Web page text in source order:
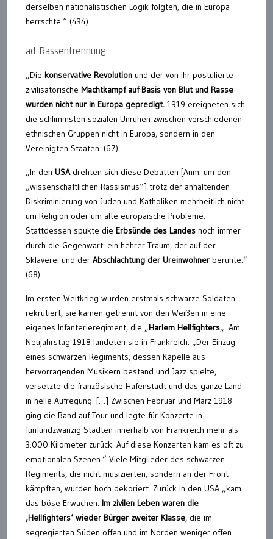
derselben nationalistischen Logik folgten, die in Europa
herrschte.“ (434)
ad Rassentrennung
„Die konservative Revolution und der von ihr postulierte
zivilisatorische Machtkampf auf Basis von Blut und Rasse
wurden nicht nur in Europa gepredigt. 1919 ereigneten sich
die schlimmsten sozialen Unruhen zwischen verschiedenen
ethnischen Gruppen nicht in Europa, sondern in den
Vereinigten Staaten. (67)
„In den USAdrehten sich diese Debatten [Anm: um den
„wissenschaftlichen Rassismus“] trotz der anhaltenden
Diskriminierung von Juden und Katholiken mehrheitlich nicht
um Religion oder um alte europäische Probleme.
Stattdessen spukte die Erbsünde des Landes noch immer
durch die Gegenwart: ein hehrer Traum, der auf der
Sklaverei und der Abschlachtung der Ureinwohner beruhte.“
(68)
Im ersten Weltkrieg wurden erstmals schwarze Soldaten
rekrutiert, sie kamen getrennt von den Weißen in eine
eigenes Infanterieregiment, die „Harlem Hellfighters„. Am
Neujahrstag 1918 landeten sie in Frankreich. „Der Einzug
eines schwarzen Regiments, dessen Kapelle aus
hervorragenden Musikern bestand und Jazz spielte,
versetzte die französische Hafenstadt und das ganze Land
in helle Aufregung. […] Zwischen Februar und März 1918
ging die Band auf Tour und legte für Konzerte in
fünfundzwanzig Städten innerhalb von Frankreich mehr als
3.000 Kilometer zurück. Auf diese Konzerten kam es oft zu
emotionalen Szenen.“ Viele Mitglieder des schwarzen
Regiments, die nicht musizierten, sondern an der Front
kämpften, wurden hoch dekoriert. Zurück in den USA „kam
das böse Erwachen. Im zivilen Leben waren die
‚Hellfighters‘ wieder Bürger zweiter Klasse, die im
segregierten Süden offen und im Norden weniger offen